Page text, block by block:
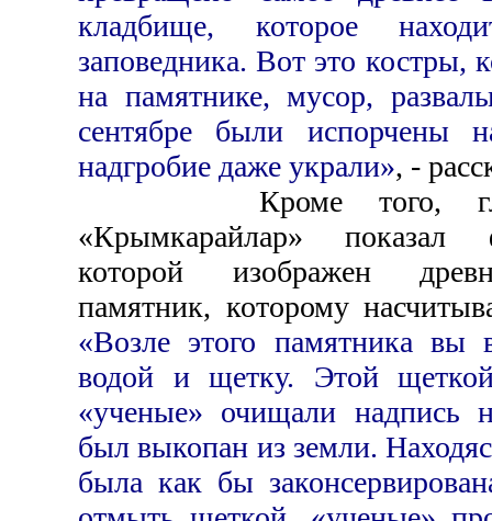
кладбище, которое
заповедника. Вот это костры,
на памятнике, мусор,
сентябре были испорчены
надгробие даже украли», -
Кроме того, глава
«Крымкарайлар» показал
которой изображен
памятник, которому
«Возле этого памятника вы
водой и щетку. Этой
«ученые» очищали надпись
был выкопан из земли.
была как бы